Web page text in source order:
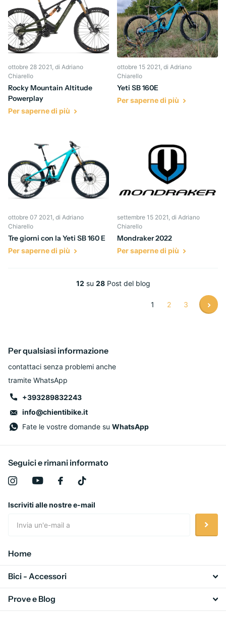
ottobre 28 2021, di Adriano
Chiarello
Rocky Mountain Altitude
Powerplay
Per saperne di più
ottobre 15 2021, di Adriano
Chiarello
Yeti SB 160E
Per saperne di più
ottobre 07 2021, di Adriano
Chiarello
Tre giorni con la Yeti SB 160 E
Per saperne di più
settembre 15 2021, di Adriano
Chiarello
Mondraker 2022
Per saperne di più
12 su 28Post del blog
1 2 3
Per qualsiasi informazione
contattaci senza problemi anche
tramite WhatsApp
+393289832243
info@chientibike.it
Fate le vostre domande su WhatsApp
Seguici e rimani informato
Iscriviti alle nostre e-mail
Home
Bici - Accessori
Prove e Blog